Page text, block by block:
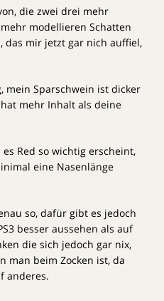
die zwei drei mehr
modellieren Schatten
das mir jetzt gar nich auffiel,
mein Sparschwein ist dicker
mehr Inhalt als deine
Red so wichtig erscheint,
eine Nasenlänge
so, dafür gibt es jedoch
besser aussehen als auf
die sich jedoch gar nix,
man beim Zocken ist, da
anderes.